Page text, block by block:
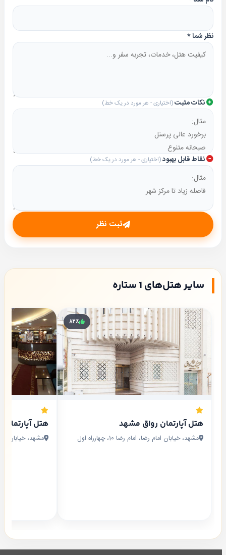
نظر شما*
نکات مثبت(اختیاری - هر مورد در یک خط)
نقاط قابل بهبود(اختیاری - هر مورد در یک خط)
ثبت نظر
سایر هتل‌های 1 ستاره
۸۲٪
هتل آپارتمان رواق مشهد
مشهد، خیابان امام رضا، امام رضا 10، چهارراه اول
هتل
مشهد، خیابان امام رضا 8، چهار